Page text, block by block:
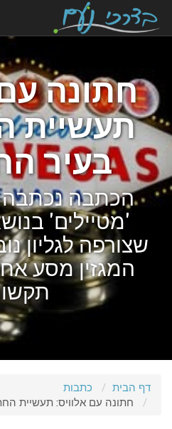
חתונה
תעשיית
בעיר
הכתבה נכתבה
'מטיילים'
המגזין מסע
דף הבית
כתבות
חתונה עם אלוויס: תעשיית